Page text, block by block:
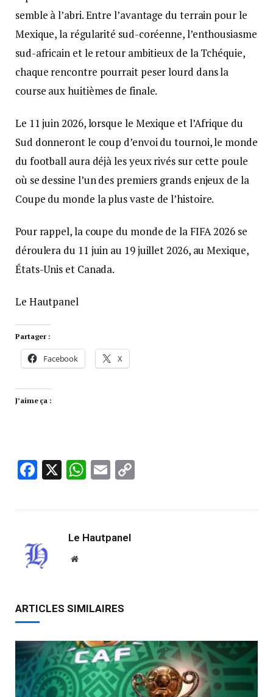
semble à l’abri. Entre l’avantage du terrain pour le
Mexique, la régularité sud-coréenne, l’enthousiasme
sud-africain et le retour ambitieux de la Tchéquie,
chaque rencontre pourrait peser lourd dans la
course aux huitièmes de finale.
Le 11 juin 2026, lorsque le Mexique et l’Afrique du
Sud donneront le coup d’envoi du tournoi, le monde
du football aura déjà les yeux rivés sur cette poule
où se dessine l’un des premiers grands enjeux de la
Coupe du monde la plus vaste de l’histoire.
Pour rappel, la coupe du monde de la FIFA 2026 se
déroulera du 11 juin au 19 juillet 2026, au Mexique,
États-Unis et Canada.
Le Hautpanel
Partager :
Facebook X
J’aime ça :
Facebook
X WhatsApp
Email
Le Hautpanel
Website
ARTICLES SIMILAIRES